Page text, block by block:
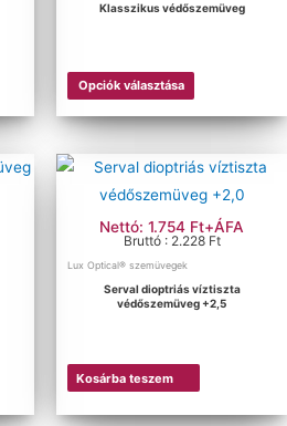
Klasszikus védőszemüveg
Opciók választása
Nettó: 1.754 Ft+ÁFA
Bruttó : 2.228 Ft
Lux Optical® szemüvegek
Serval dioptriás víztiszta
védőszemüveg +2,5
Kosárba teszem